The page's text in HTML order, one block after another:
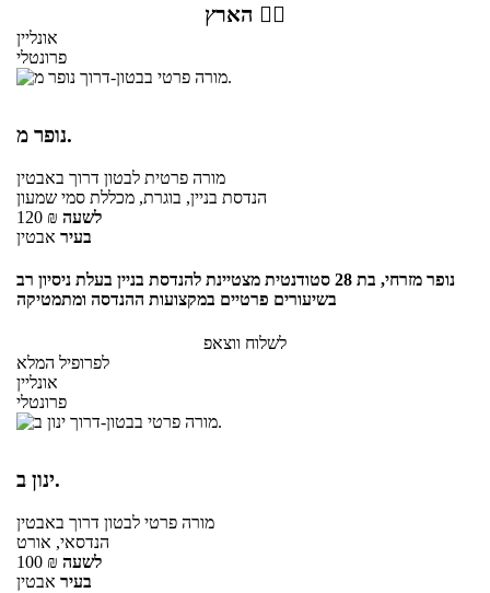
הארץ 👇🏼
אונליין
פרונטלי
נופר מ.
מורה פרטית לבטון דרוך באבטין
הנדסת בניין, בוגרת, מכללת סמי שמעון
120 ₪ לשעה
בעיר אבטין
נופר מזרחי, בת 28 סטודנטית מצטיינת להנדסת בניין בעלת ניסיון רב
בשיעורים פרטיים במקצועות ההנדסה ומתמטיקה
לשלוח ווצאפ
לפרופיל המלא
אונליין
פרונטלי
ינון ב.
מורה פרטי לבטון דרוך באבטין
הנדסאי, אורט
100 ₪ לשעה
בעיר אבטין